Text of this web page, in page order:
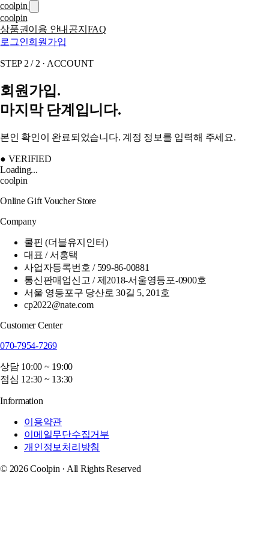
coolpin
coolpin
상품권이용 안내 공지 FAQ
로그인회원가입
STEP 2 / 2 · ACCOUNT
회원가입.
마지막 단계입니다.
본인 확인이 완료되었습니다. 계정 정보를 입력해 주세요.
● VERIFIED
Loading...
coolpin
Online Gift Voucher Store
Company
쿨핀 (더블유지인터)
대표 / 서홍택
사업자등록번호 / 599-86-00881
통신판매업신고 / 제2018-서울영등포-0900호
서울 영등포구 당산로 30길 5, 201호
cp2022@nate.com
Customer Center
070-7954-7269
상담 10:00 ~ 19:00
점심 12:30 ~ 13:30
Information
이용약관
이메일무단수집거부
개인정보처리방침
© 2026 Coolpin · All Rights Reserved